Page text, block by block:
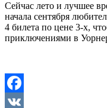
Сейчас лето и лучшее
начала сентября
4 билета по цене 3-х,
приключениями в
Facebook